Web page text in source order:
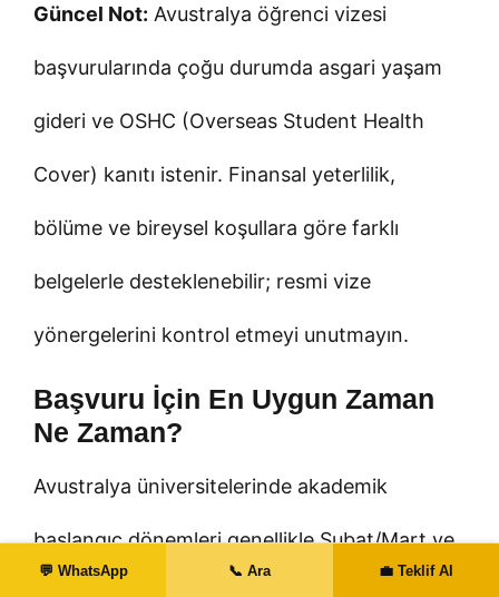
Güncel Not: Avustralya öğrenci vizesi
başvurularında çoğu durumda asgari yaşam
gideri ve OSHC (Overseas Student Health
Cover) kanıtı istenir. Finansal yeterlilik,
bölüme ve bireysel koşullara göre farklı
belgelerle desteklenebilir; resmi vize
yönergelerini kontrol etmeyi unutmayın.
Başvuru İçin En Uygun Zaman
Ne Zaman?
Avustralya üniversitelerinde akademik
başlangıç dönemleri genellikle Şubat/Mart ve
💬 WhatsApp 📞 Ara 💼 Teklif Al